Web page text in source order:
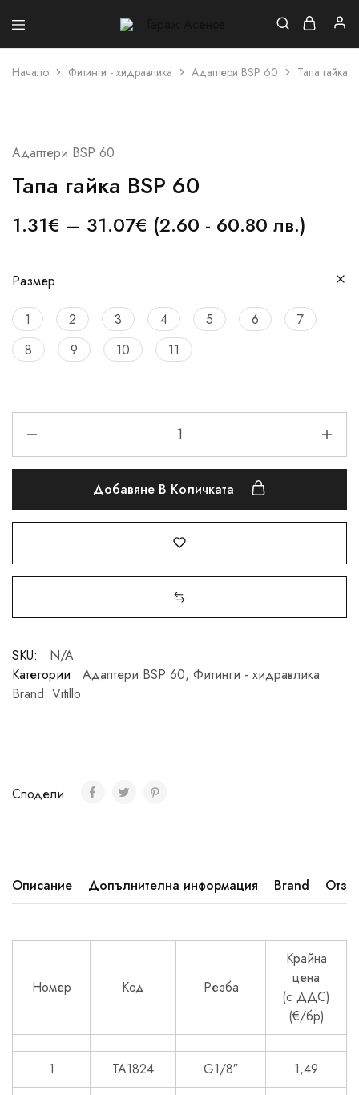
Асенов
Начало Фитинги - хидравлика Адаптери BSP 60 Тапа гайка
Адаптери BSP 60
Тапа гайка BSP 60
1.31€ – 31.07€ (2.60 - 60.80 лв.)
Размер
1 2 3 4 5 6
7
8
9 10 11
Добавяне В Количката
SKU:
N/A
Категории
Адаптери BSP 60, Фитинги - хидравлика
Brand: Vitillo
Сподели
Описание Допълнителна информация Brand
Номер Код Резба
Крайна
цена
(с ДДС)
(€/бр)
1 TA1824 G1/8″
1,49